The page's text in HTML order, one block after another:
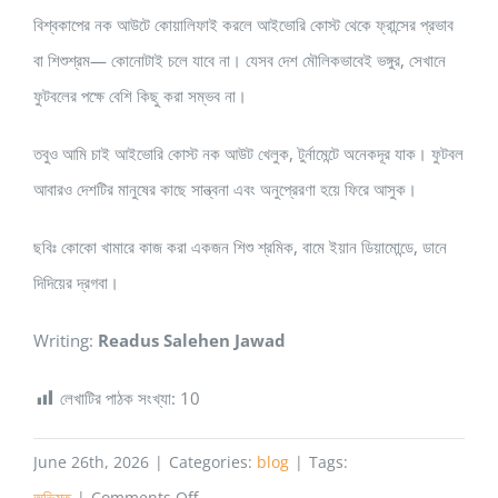
বিশ্বকাপের নক আউটে কোয়ালিফাই করলে আইভোরি কোস্ট থেকে ফ্রান্সের প্রভাব
বা শিশুশ্রম— কোনোটাই চলে যাবে না। যেসব দেশ মৌলিকভাবেই ভঙ্গুর, সেখানে
ফুটবলের পক্ষে বেশি কিছু করা সম্ভব না।
তবুও আমি চাই আইভোরি কোস্ট নক আউট খেলুক, টুর্নামেন্টে অনেকদূর যাক। ফুটবল
আবারও দেশটির মানুষের কাছে সান্ত্বনা এবং অনুপ্রেরণা হয়ে ফিরে আসুক।
ছবিঃ কোকো খামারে কাজ করা একজন শিশু শ্রমিক, বামে ইয়ান ডিয়ামোন্ডে, ডানে
দিদিয়ের দ্রগবা।
Writing: Readus Salehen Jawad
লেখাটির পাঠক সংখ্যা: 10
June 26th, 2026 | Categories: blog | Tags: